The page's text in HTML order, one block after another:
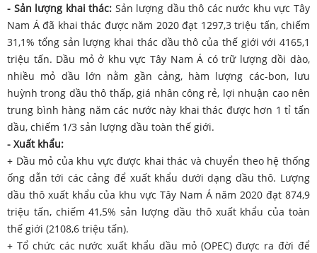
- Sản lượng khai thác: Sản lượng dầu thô các nước khu vực Tây
Nam Á đã khai thác được năm 2020 đạt 1297,3 triệu tấn, chiếm
31,1% tổng sản lượng khai thác dầu thô của thế giới với 4165,1
triệu tấn. Dầu mỏ ở khu vực Tây Nam Á có trữ lượng dồi dào,
nhiều mỏ dầu lớn nằm gần cảng, hàm lượng các-bon, lưu
huỳnh trong dầu thô thấp, giá nhân công rẻ, lợi nhuận cao nên
trung bình hàng năm các nước này khai thác được hơn 1 tỉ tấn
dầu, chiếm 1/3 sản lượng dầu toàn thế giới.
- Xuất khẩu:
+ Dầu mỏ của khu vực được khai thác và chuyển theo hệ thống
ống dẫn tới các cảng để xuất khẩu dưới dạng dầu thô. Lượng
dầu thô xuất khẩu của khu vực Tây Nam Á năm 2020 đạt 874,9
triệu tấn, chiếm 41,5% sản lượng dầu thô xuất khẩu của toàn
thế giới (2108,6 triệu tấn).
+ Tổ chức các nước xuất khẩu dầu mỏ (OPEC) được ra đời để